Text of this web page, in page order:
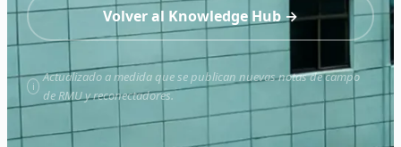
Volver al Knowledge Hub →
Actualizado a medida que se publican nuevas notas de campo
de RMU y reconectadores.